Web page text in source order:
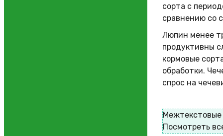
сорта с
сравнению со
Люпин менее
продуктивны
кормовые
обработки.
спрос на
Посмотреть